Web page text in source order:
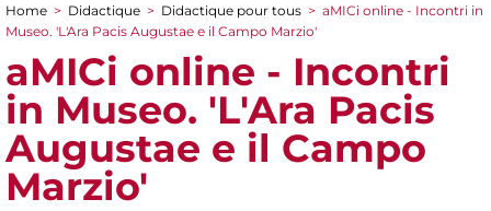
You are here
Home > Didactique > Didactique pour tous > aMICi online - Incontri in
Museo. 'L'Ara Pacis Augustae e il Campo Marzio'
aMICi online - Incontri
in Museo. 'L'Ara Pacis
Augustae e il Campo
Marzio'